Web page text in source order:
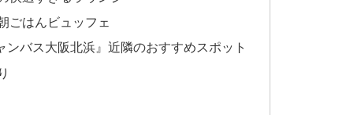
ごはんビュッフェ
ンバス大阪北浜』近隣のおすすめスポット